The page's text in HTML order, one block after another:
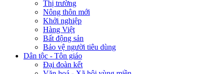
Thị trường
Nông thôn mới
Khởi nghiệp
Hàng Việt
Bất động sản
Bảo vệ người tiêu dùng
Dân tộc - Tôn giáo
Đại đoàn kết